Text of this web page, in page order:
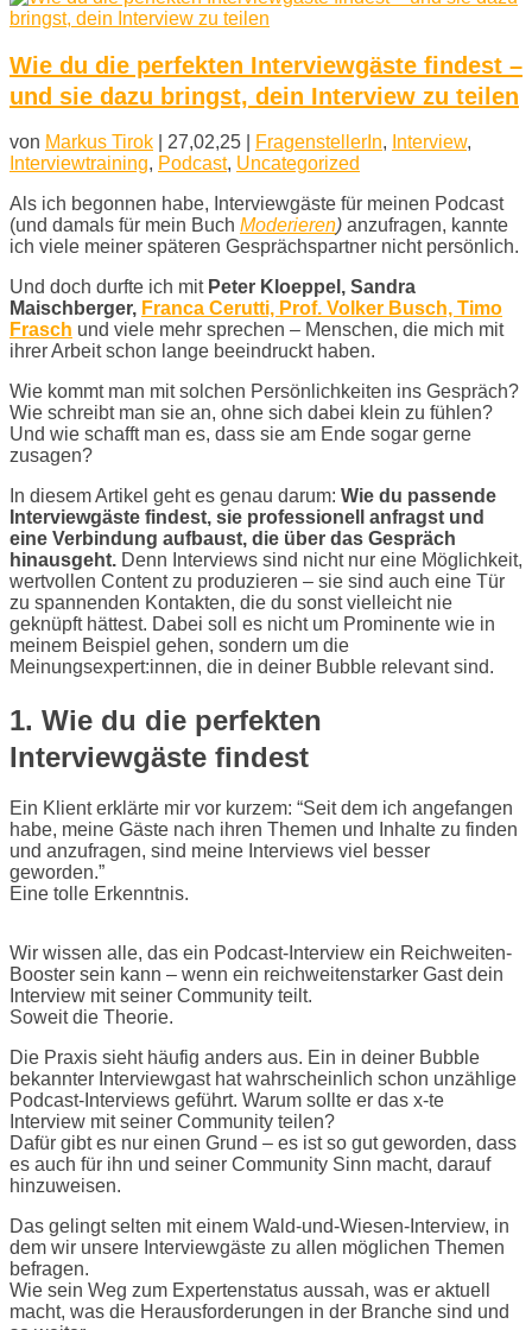
Wie du die perfekten Interviewgäste findest –
und sie dazu bringst, dein Interview zu teilen
von Markus Tirok 27,02,25 FragenstellerIn, Interview,
Interviewtraining, Podcast, Uncategorized
Als ich begonnen habe, Interviewgäste für meinen Podcast
(und damals für mein Buch Moderieren) anzufragen, kannte
ich viele meiner späteren Gesprächspartner nicht persönlich.
Und doch durfte ich mit Peter Kloeppel, Sandra
Maischberger, Franca Cerutti, Prof. Volker Busch, Timo
Frasch und viele mehr sprechen – Menschen, die mich mit
ihrer Arbeit schon lange beeindruckt haben.
Wie kommt man mit solchen Persönlichkeiten ins Gespräch?
Wie schreibt man sie an, ohne sich dabei klein zu fühlen?
Und wie schafft man es, dass sie am Ende sogar gerne
zusagen?
In diesem Artikel geht es genau darum: Wie du passende
Interviewgäste findest, sie professionell anfragst und
eine Verbindung aufbaust, die über das Gespräch
hinausgeht. Denn Interviews sind nicht nur eine Möglichkeit,
wertvollen Content zu produzieren – sie sind auch eine Tür
zu spannenden Kontakten, die du sonst vielleicht nie
geknüpft hättest. Dabei soll es nicht um Prominente wie in
meinem Beispiel gehen, sondern um die
Meinungsexpert:innen, die in deiner Bubble relevant sind.
1. Wie du die perfekten
Interviewgäste findest
Ein Klient erklärte mir vor kurzem: “Seit dem ich angefangen
habe, meine Gäste nach ihren Themen und Inhalte zu finden
und anzufragen, sind meine Interviews viel besser
geworden.”
Eine tolle Erkenntnis.
Wir wissen alle, das ein Podcast-Interview ein Reichweiten-
Booster sein kann – wenn ein reichweitenstarker Gast dein
Interview mit seiner Community teilt.
Soweit die Theorie.
Die Praxis sieht häufig anders aus. Ein in deiner Bubble
bekannter Interviewgast hat wahrscheinlich schon unzählige
Podcast-Interviews geführt. Warum sollte er das x-te
Interview mit seiner Community teilen?
Dafür gibt es nur einen Grund – es ist so gut geworden, dass
es auch für ihn und seiner Community Sinn macht, darauf
hinzuweisen.
Das gelingt selten mit einem Wald-und-Wiesen-Interview, in
dem wir unsere Interviewgäste zu allen möglichen Themen
befragen.
Wie sein Weg zum Expertenstatus aussah, was er aktuell
macht, was die Herausforderungen in der Branche sind und